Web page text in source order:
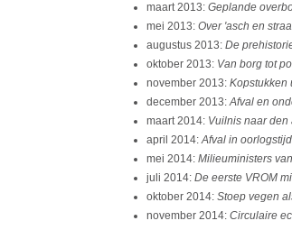
maart 2013: Geplande
mei 2013: Over 'asch en
augustus 2013: De
oktober 2013: Van borg tot
november 2013: Kopstukken
december 2013:Afval en
maart 2014: Vuilnis naar den
april 2014:Afval in oorlogstijd
mei 2014: Milieuministers
juli 2014: De eerste VROM
oktober 2014: Stoep vegen
november 2014: Circulaire